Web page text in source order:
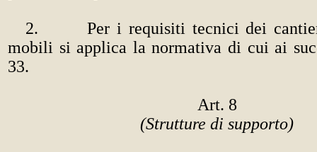
2. Per i requisiti tecnici dei cantieri
mobili si applica la normativa di cui ai
33.
Art. 8
(Strutture di supporto)